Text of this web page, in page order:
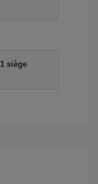
siège